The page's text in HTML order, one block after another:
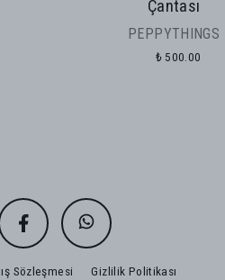
Çantası
PEPPYTHINGS
₺ 500.00
Sözleşmesi
Gizlilik Politikası